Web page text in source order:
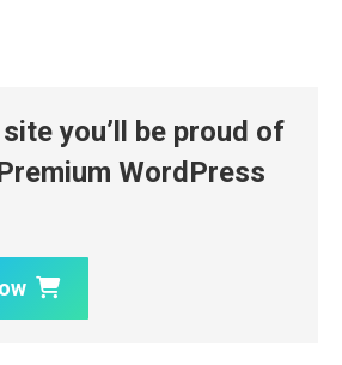
you’ll be proud of
WordPress